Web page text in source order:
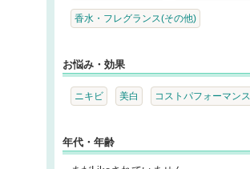
香水・フレグランス(その他)
お悩み・効果
ニキビ 美白 コストパフォーマンス
年代・年齢